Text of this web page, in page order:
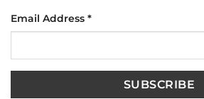
Email Address *